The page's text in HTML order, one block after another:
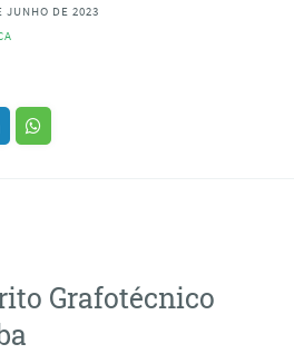
JUNHO DE 2023
Grafotécnico